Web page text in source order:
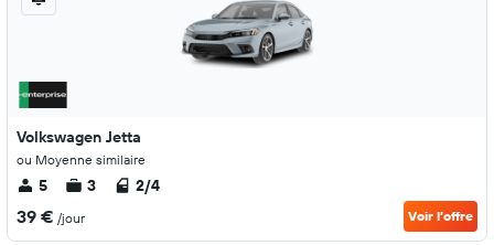
Volkswagen Jetta
ou Moyenne similaire
5 3 2/4
39 € /jour Voir l’offre